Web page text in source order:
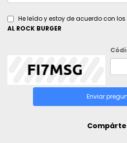
He leído y estoy de acuerdo con
AL ROCK BURGER
Enviar